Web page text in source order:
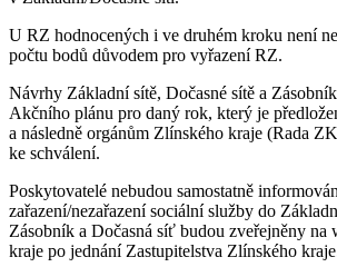
U RZ hodnocených i ve druhém kroku není
počtu bodů důvodem pro vyřazení RZ.
Návrhy Základní sítě, Dočasné sítě a
Akčního plánu pro daný rok, který je
a následně orgánům Zlínského kraje (Rada
ke schválení.
Poskytovatelé nebudou samostatně
zařazení/nezařazení sociální služby do
Zásobník a Dočasná síť budou zveřejněny na
kraje po jednání Zastupitelstva Zlínského